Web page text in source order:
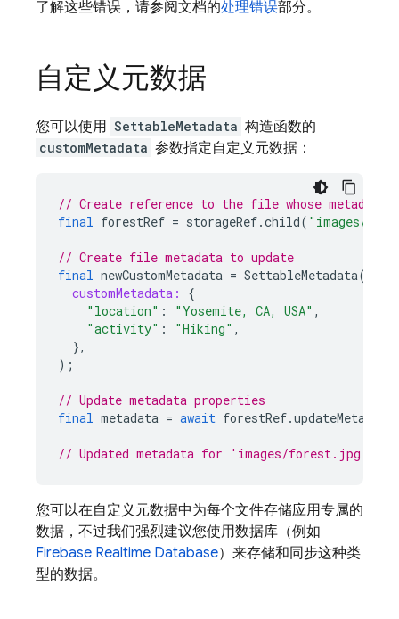
了解这些错误，请参阅文档的处理错误部分。
自定义元数据
您可以使用 SettableMetadata 构造函数的
customMetadata 参数指定自定义元数据：
// Create reference to the file whose metadata
final forestRef = storageRef.child( "images/
// Create file metadata to update
final newCustomMetadata = SettableMetadata(
customMetadata:
{
"location" : "Yosemite, CA, USA" ,
"activity" : "Hiking" ,
},
);
// Update metadata properties
final metadata = await forestRef.updateMetadata
// Updated metadata for 'images/forest.jpg' is
您可以在自定义元数据中为每个文件存储应用专属的
数据，不过我们强烈建议您使用数据库（例如
Firebase Realtime Database）来存储和同步这种类
型的数据。